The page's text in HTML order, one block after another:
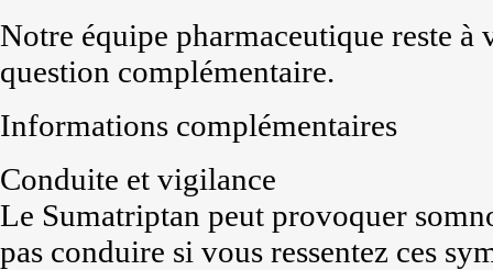
Notre équipe pharmaceutique reste
question complémentaire.
Informations complémentaires
Conduite et vigilance
Le Sumatriptan peut provoquer
pas conduire si vous ressentez ces